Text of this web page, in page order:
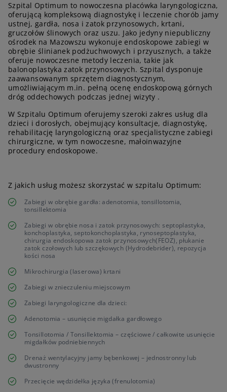
Szpital Optimum to nowoczesna placówka laryngologiczna,
oferującą kompleksową diagnostykę i leczenie chorób jamy
ustnej, gardła, nosa i zatok przynosowych, krtani,
gruczołów ślinowych oraz uszu. Jako jedyny niepubliczny
ośrodek na Mazowszu wykonuje endoskopowe zabiegi w
obrębie ślinianek podżuchwowych i przyusznych, a także
oferuje nowoczesne metody leczenia, takie jak
balonoplastyka zatok przynosowych. Szpital dysponuje
zaawansowanym sprzętem diagnostycznym,
umożliwiającym m.in. pełną ocenę endoskopową górnych
dróg oddechowych podczas jednej wizyty .
W Szpitalu Optimum oferujemy szeroki zakres usług dla
dzieci i dorosłych, obejmujący konsultacje, diagnostykę,
rehabilitację laryngologiczną oraz specjalistyczne zabiegi
chirurgiczne, w tym nowoczesne, małoinwazyjne
procedury endoskopowe.
Z jakich usług możesz skorzystać w szpitalu Optimum:
Zabiegi w obrębie gardła: adenotomia, tonsillotomia,
tonsillektomia
Zabiegi w obrębie nosa i zatok przynosowych: septoplastyka,
konchoplastyka, septokonchoplastyka, rynoseptoplastyka,
chirurgia endoskopowa zatok przynosowych(FEOZ), płukanie
zatok czołowych lub szczękowych (Hydrodebrider), repozycja
kości nosa
Mikrochirurgia (laserowa) krtani
Zabiegi w znieczuleniu miejscowym
Zabiegi laryngologiczne dla dzieci:
Adenotomia – usunięcie migdałka gardłowego
Tonsillotomia / Tonsillektomia – częściowe / całkowite usunięcie
migdałków podniebiennych
Drenaż wentylacyjny jamy bębenkowej – jednostronny lub
dwustronny
Przecięcie wędzidełka języka (frenulotomia)